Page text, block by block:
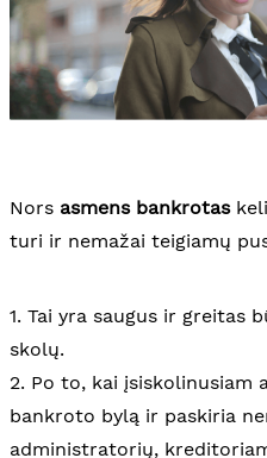
Nors asmens bankrotas
turi ir nemažai teigiamų
1. Tai yra saugus ir greitas
skolų.
2. Po to, kai įsiskolinusiam
bankroto bylą ir paskiria
administratorių,